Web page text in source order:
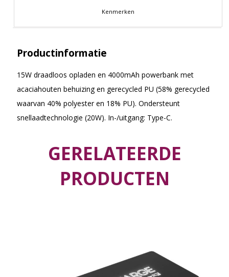
Kenmerken
Productinformatie
15W draadloos opladen en 4000mAh powerbank met
acaciahouten behuizing en gerecycled PU (58% gerecycled
waarvan 40% polyester en 18% PU). Ondersteunt
snellaadtechnologie (20W). In-/uitgang: Type-C.
GERELATEERDE
PRODUCTEN